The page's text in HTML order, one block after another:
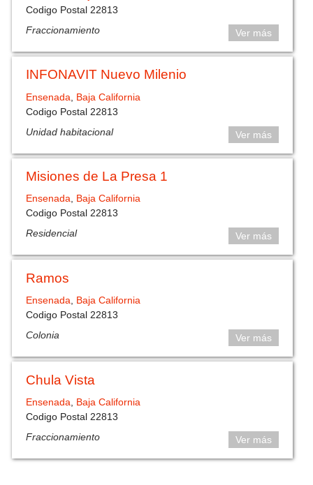
Codigo Postal 22813
Fraccionamiento
Ver más
INFONAVIT Nuevo Milenio
Ensenada
Baja California
Codigo Postal 22813
Unidad habitacional
Ver más
Misiones de La Presa 1
Ensenada, Baja California
Codigo Postal 22813
Residencial
Ver más
Ramos
Ensenada, Baja California
Codigo Postal 22813
Colonia
Ver más
Chula Vista
Ensenada, Baja California
Codigo Postal 22813
Fraccionamiento
Ver más